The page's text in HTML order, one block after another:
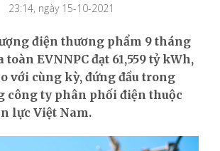
23:14, ngày 15-10-2021
điện thương phẩm 9 tháng
toàn EVNNPC đạt 61,559 tỷ kWh,
với cùng kỳ, đứng đầu trong
công ty phân phối điện thuộc
lực Việt Nam.